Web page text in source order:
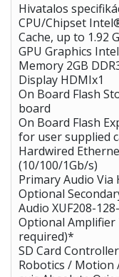
Hivatalos
CPU/Chipset
Cache, up to 1.92
GPU Graphics
Memory 2GB
Display HDMIx1
On Board Flash
board
On Board Flash
for user supplied
Hardwired
(10/100/1Gb/s)
Primary Audio Via
Optional
Audio XUF208-
Optional Amplifier
required)*
SD Card
Robotics / Motion